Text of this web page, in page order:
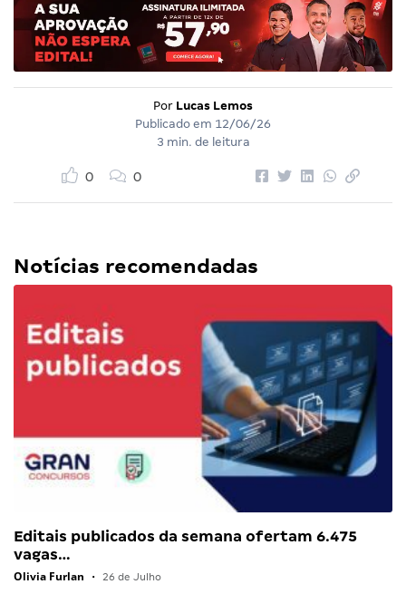
Por Lucas Lemos
Publicado em 12/06/26
3 min. de leitura
0 0
Notícias recomendadas
Editais publicados da semana ofertam 6.475
vagas…
Olivia Furlan • 26 de Julho